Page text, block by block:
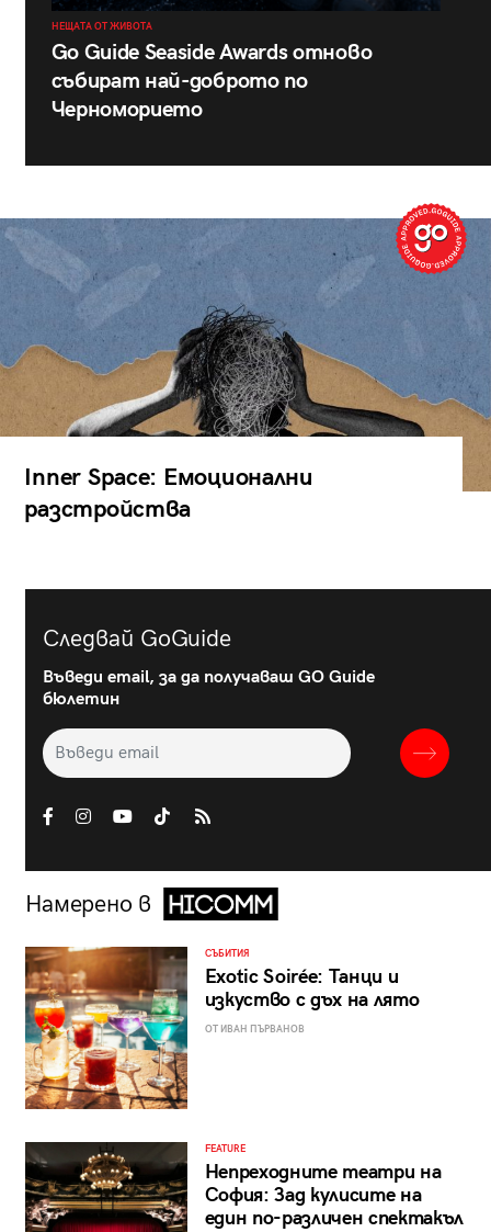
НЕЩАТА ОТ ЖИВОТА
Go Guide Seaside Awards отново
събират най-доброто по
Черноморието
Inner Space: Емоционални
разстройства
Следвай GoGuide
Въведи email, за да получаваш GO Guide
бюлетин
Намерено в
СЪБИТИЯ
Exotic Soirée: Танци и
изкуство с дъх на лято
ОТ ИВАН ПЪРВАНОВ
FEATURE
Непреходните театри на
София: Зад кулисите на
един по-различен спектакъл